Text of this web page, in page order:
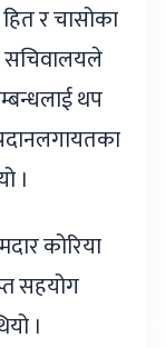
र चासोका
सचिवालयले
थप
।
कोरिया
सहयोग
।